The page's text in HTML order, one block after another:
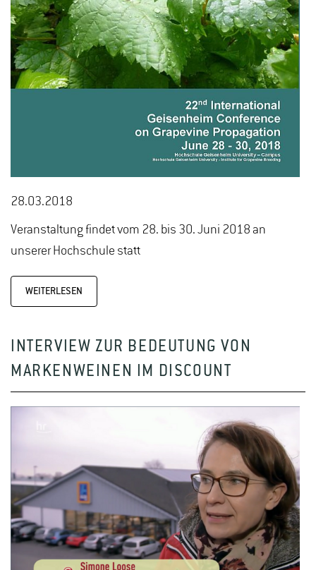
28.03.2018
Veranstaltung findet vom 28. bis 30. Juni 2018 an
unserer Hochschule statt
WEITERLESEN
INTERVIEW ZUR BEDEUTUNG VON
MARKENWEINEN IM DISCOUNT